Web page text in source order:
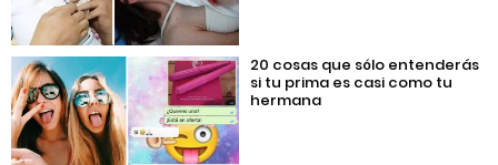
20 cosas que sólo entenderás
si tu prima es casi como tu
hermana